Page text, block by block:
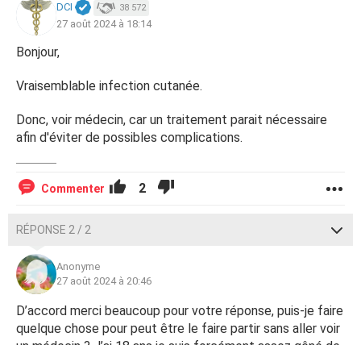
DCI 38 572
27 août 2024 à 18:14
Bonjour,
Vraisemblable infection cutanée.
Donc, voir médecin, car un traitement parait nécessaire
afin d'éviter de possibles complications.
Commenter 2
RÉPONSE 2 / 2
Anonyme
27 août 2024 à 20:46
D’accord merci beaucoup pour votre réponse, puis-je faire
quelque chose pour peut être le faire partir sans aller voir